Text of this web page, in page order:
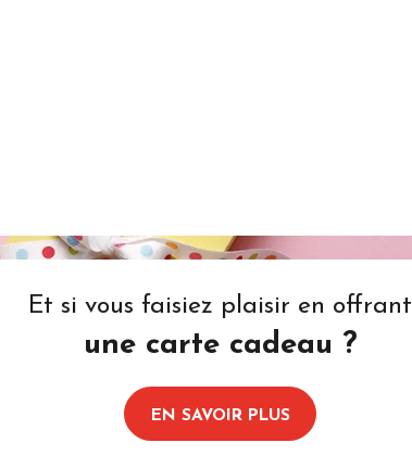
Et si vous faisiez plaisir en offrant
une carte cadeau ?
EN SAVOIR PLUS